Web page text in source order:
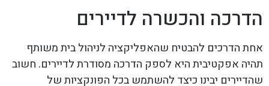
הדרכה והכשרה לדיירים
אחת הדרכים להבטיח שהאפליקציה לניהול בית משותף
תהיה אפקטיבית היא לספק הדרכה מסודרת לדיירים. חשוב
שהדיירים יבינו כיצד להשתמש בכל הפונקציות של